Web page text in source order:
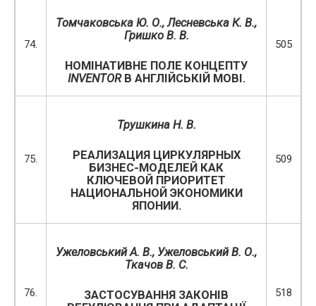
74.
Томчаковська Ю. О., Лесневська К. В.,
Гришко В. В.
НОМІНАТИВНЕ ПОЛЕ КОНЦЕПТУ
INVENTORВ АНГЛІЙСЬКІЙ МОВІ.
505
75.
Трушкина Н. В.
РЕАЛИЗАЦИЯ ЦИРКУЛЯРНЫХ
БИЗНЕС-МОДЕЛЕЙ КАК
КЛЮЧЕВОЙ ПРИОРИТЕТ
НАЦИОНАЛЬНОЙ ЭКОНОМИКИ
ЯПОНИИ.
509
76.
Ужеловський А. В., Ужеловський В. О.,
Ткачов В. С.
ЗАСТОСУВАННЯ ЗАКОНІВ
518